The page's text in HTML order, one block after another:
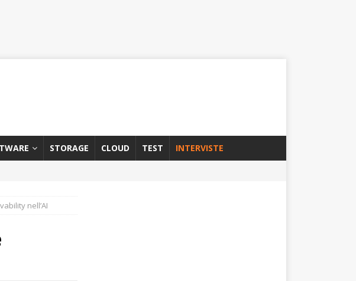
STORAGE CLOUD TEST INTERVISTE
nell’AI